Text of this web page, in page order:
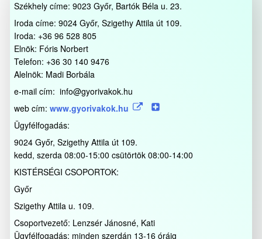
Székhely címe: 9023 Győr, Bartók Béla u. 23.
Iroda címe: 9024 Győr, Szigethy Attila út 109.
Iroda: +36 96 528 805
Elnök: Fóris Norbert
Telefon: +36 30 140 9476
Alelnök: Madi Borbála
e-mail cím: info@gyorivakok.hu
web cím: www.gyorivakok.hu
Ügyfélfogadás:
9024 Győr, Szigethy Attila út 109.
kedd, szerda 08:00-15:00 csütörtök 08:00-14:00
KISTÉRSÉGI CSOPORTOK:
Győr
Szigethy Attila u. 109.
Csoportvezető: Lenzsér Jánosné, Kati
Ügyfélfogadás: minden szerdán 13-16 óráig